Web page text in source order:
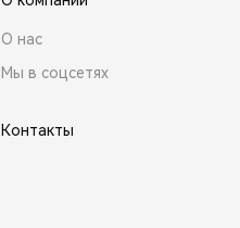
О нас
Мы в соцсетях
Контакты